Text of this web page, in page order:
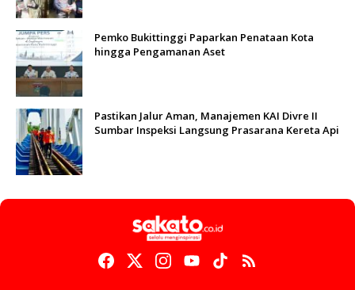
Pemko Bukittinggi Paparkan Penataan Kota
hingga Pengamanan Aset
Pastikan Jalur Aman, Manajemen KAI Divre II
Sumbar Inspeksi Langsung Prasarana Kereta Api